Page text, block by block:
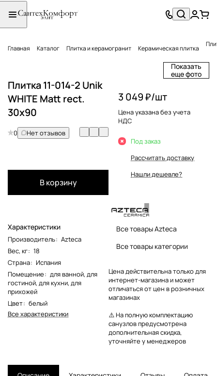
Главная Каталог Плитка и керамогранит Керамическая плитка
Показать
еще фото
Плитка 11-014-2 Unik
WHITE Matt rect.
30x90
0 Нет отзывов
В корзину
Характеристики
Производитель: Azteca
Вес, кг: 18
Страна: Испания
Помещение: для ванной, для
гостиной, для кухни, для
прихожей
Цвет: белый
Все характеристики
3 049 ₽/шт
Цена указана без учета
НДС
Под заказ
Рассчитать доставку
Нашли дешевле?
Все товары Azteca
Все товары категории
Цена действительна только для
интернет-магазина и может
отличаться от цен в розничных
магазинах
⚠️ На полную комплектацию
санузлов предусмотрена
дополнительная скидка,
уточняйте у менеджеров